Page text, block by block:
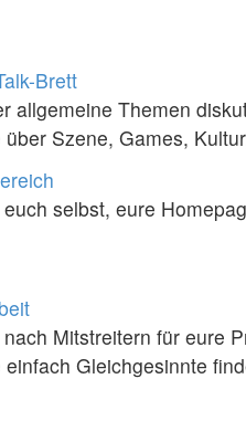
Brett
allgemeine Themen
Szene, Games,
selbst, eure
Mitstreitern für eure
Gleichgesinnte